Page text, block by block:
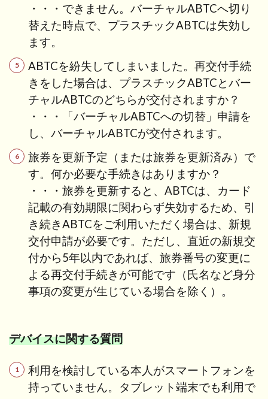
・・・できません。バーチャルABTCへ切り
替えた時点で、プラスチックABTCは失効し
ます。
ABTCを紛失してしまいました。再交付手続
きをした場合は、プラスチックABTCとバー
チャルABTCのどちらが交付されますか？
・・・「バーチャルABTCへの切替」申請を
し、バーチャルABTCが交付されます。
旅券を更新予定（または旅券を更新済み）で
す。何か必要な手続きはありますか？
・・・旅券を更新すると、ABTCは、カード
記載の有効期限に関わらず失効するため、引
き続きABTCをご利用いただく場合は、新規
交付申請が必要です。ただし、直近の新規交
付から5年以内であれば、旅券番号の変更に
よる再交付手続きが可能です（氏名など身分
事項の変更が生じている場合を除く）。
デバイスに関する質問
利用を検討している本人がスマートフォンを
持っていません。タブレット端末でも利用で